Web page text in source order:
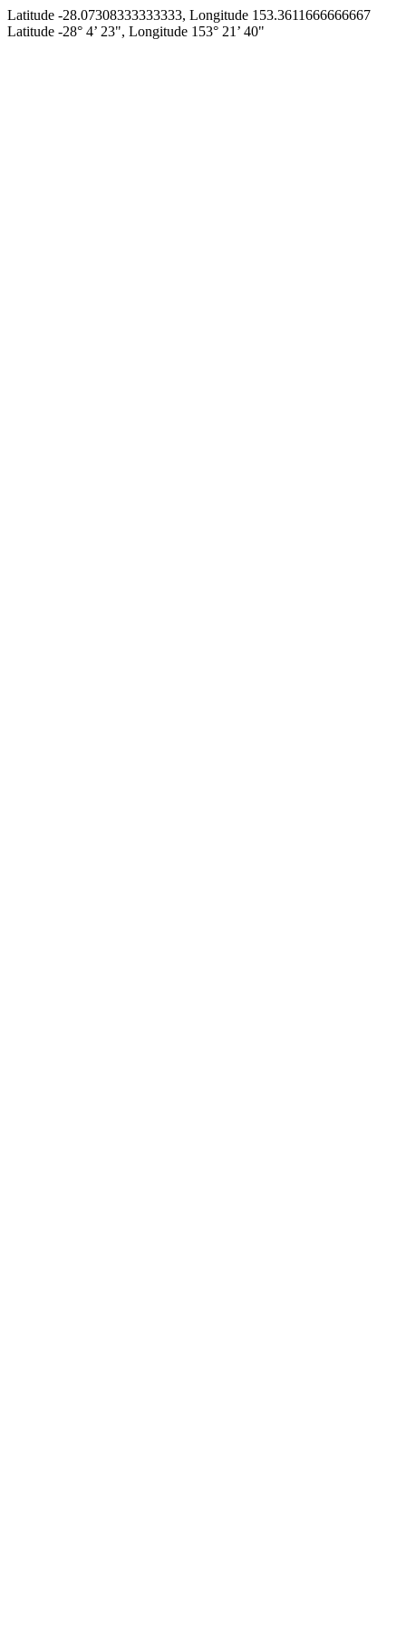
Latitude -28.07308333333333, Longitude 153.3611666666667
Latitude -28° 4’ 23", Longitude 153° 21’ 40"